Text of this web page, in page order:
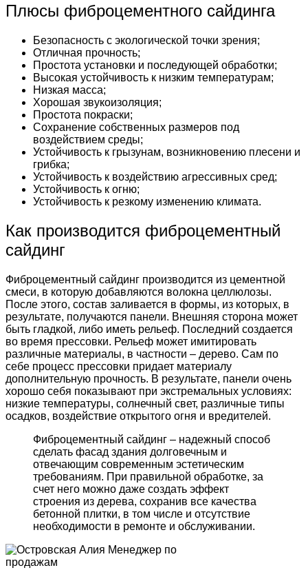
Плюсы фиброцементного сайдинга
Безопасность с экологической точки зрения;
Отличная прочность;
Простота установки и последующей обработки;
Высокая устойчивость к низким температурам;
Низкая масса;
Хорошая звукоизоляция;
Простота покраски;
Сохранение собственных размеров под
воздействием среды;
Устойчивость к грызунам, возникновению плесени и
грибка;
Устойчивость к воздействию агрессивных сред;
Устойчивость к огню;
Устойчивость к резкому изменению климата.
Как производится фиброцементный
сайдинг
Фиброцементный сайдинг производится из цементной
смеси, в которую добавляются волокна целлюлозы.
После этого, состав заливается в формы, из которых, в
результате, получаются панели. Внешняя сторона может
быть гладкой, либо иметь рельеф. Последний создается
во время прессовки. Рельеф может имитировать
различные материалы, в частности – дерево. Сам по
себе процесс прессовки придает материалу
дополнительную прочность. В результате, панели очень
хорошо себя показывают при экстремальных условиях:
низкие температуры, солнечный свет, различные типы
осадков, воздействие открытого огня и вредителей.
Фиброцементный сайдинг – надежный способ
сделать фасад здания долговечным и
отвечающим современным эстетическим
требованиям. При правильной обработке, за
счет него можно даже создать эффект
строения из дерева, сохранив все качества
бетонной плитки, в том числе и отсутствие
необходимости в ремонте и обслуживании.